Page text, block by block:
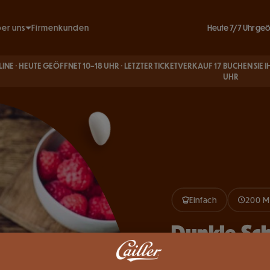
Café
uns
Unsere Engagements
Firmenkunden Heute 7/7 Uhr
GEÖFFNET 10–18 UHR · LETZTER TICKETVERKAUF 17 BUCHEN SIE IHRE
Einfach 200
Dunkle